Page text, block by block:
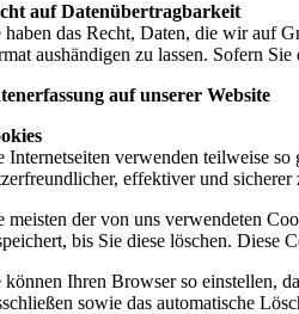
auf Datenübertragbarkeit
haben das Recht, Daten, die wir auf
aushändigen zu lassen. Sofern
auf unserer Website
Internetseiten verwenden teilweise
effektiver und
meisten der von uns verwendeten
bis Sie diese löschen. Diese
können Ihren Browser so einstellen,
sowie das automatische